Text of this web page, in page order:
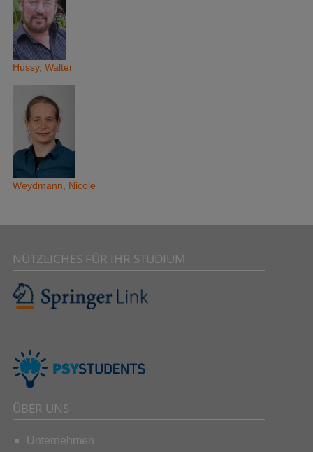
Hussy, Walter
Weydmann, Nicole
NÜTZLICHES FÜR IHR STUDIUM
ÜBER UNS
Unternehmen